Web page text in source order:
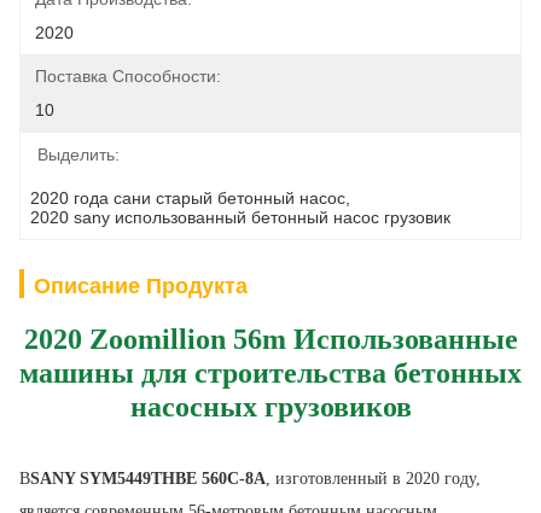
2020
Поставка Способности:
10
Выделить:
2020 года сани старый бетонный насос
2020 sany использованный бетонный насос грузовик
Описание Продукта
2020 Zoomillion 56m Использованные
машины для строительства бетонных
насосных грузовиков
ВSANY SYM5449THBE 560C-8A, изготовленный в 2020 году,